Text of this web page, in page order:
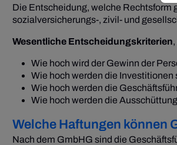
Die Entscheidung, welche Rechtsform
sozialversicherungs-, zivil- und
Wesentliche Entscheidungskriterien
Wie hoch wird der Gewinn der
Wie hoch werden die
Wie hoch werden die
Wie hoch werden die
Welche Haftungen können
Nach dem GmbHG sind die